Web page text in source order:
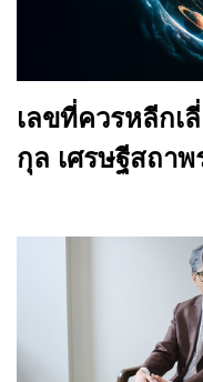
เลขที่ควรหลีกเ
กุล เศรษฐีสถาพ